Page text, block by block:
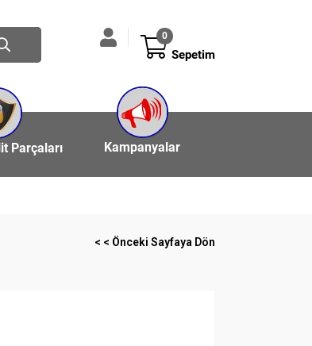
Sepetim
0
Parçaları Kampanyalar
< < Önceki Sayfaya Dön